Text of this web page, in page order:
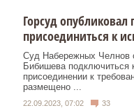
Горсуд
присоединиться к
Суд Набережных Челнов
Бибишева подключиться
присоединении к
размещено ...
22.09.2023, 07:02 33